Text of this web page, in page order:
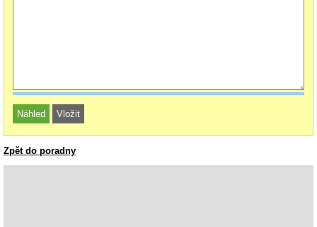
Zpět do poradny